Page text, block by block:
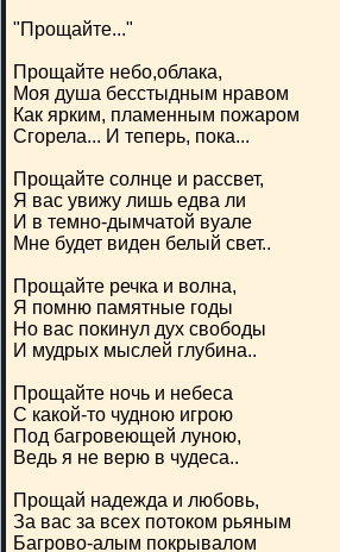
"Прощайте..."
Прощайте небо,облака,
Моя душа бесстыдным нравом
Как ярким, пламенным пожаром
Сгорела... И теперь, пока...
Прощайте солнце и рассвет,
Я вас увижу лишь едва ли
И в темно-дымчатой вуале
Мне будет виден белый свет..
Прощайте речка и волна,
Я помню памятные годы
Но вас покинул дух свободы
И мудрых мыслей глубина..
Прощайте ночь и небеса
С какой-то чудною игрою
Под багровеющей луною,
Ведь я не верю в чудеса..
Прощай надежда и любовь,
За вас за всех потоком рьяным
Багрово-алым покрывалом